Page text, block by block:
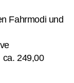
Fahrmodi und
ca. 249,00